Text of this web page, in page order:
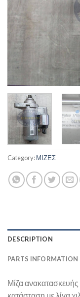
Category:ΜΙΖΕΣ
DESCRIPTION
PARTS INFORMATION
Μίζα ανακατασκευής